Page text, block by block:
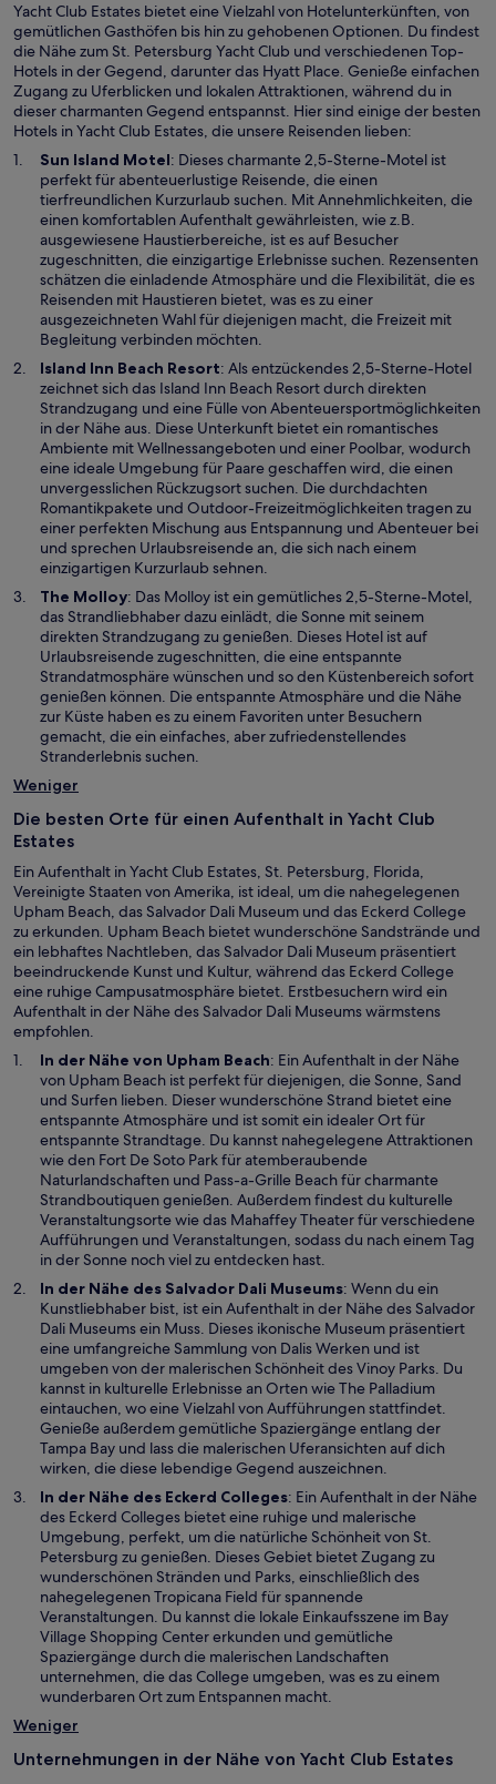
Yacht Club Estates bietet eine Vielzahl von Hotelunterkünften, von
gemütlichen Gasthöfen bis hin zu gehobenen Optionen. Du findest
die Nähe zum St. Petersburg Yacht Club und verschiedenen Top-
Hotels in der Gegend, darunter das Hyatt Place. Genieße einfachen
Zugang zu Uferblicken und lokalen Attraktionen, während du in
dieser charmanten Gegend entspannst. Hier sind einige der besten
Hotels in Yacht Club Estates, die unsere Reisenden lieben:
Sun Island MotelW
i
r
d
i
n
e
i
n
e
m
n
e
u
e
n
F
e
n
s
t
e
r
g
e
ö
f
f
n
e
t
: Dieses charmante 2,5-Sterne-Motel ist
perfekt für abenteuerlustige Reisende, die einen
tierfreundlichen Kurzurlaub suchen. Mit Annehmlichkeiten, die
einen komfortablen Aufenthalt gewährleisten, wie z.B.
ausgewiesene Haustierbereiche, ist es auf Besucher
zugeschnitten, die einzigartige Erlebnisse suchen. Rezensenten
schätzen die einladende Atmosphäre und die Flexibilität, die es
Reisenden mit Haustieren bietet, was es zu einer
ausgezeichneten Wahl für diejenigen macht, die Freizeit mit
Begleitung verbinden möchten.
Island Inn Beach ResortW
i
r
d
i
n
e
i
n
e
m
e
u
e
n
F
e
n
s
g
ö
f
f
n
e
t
: Als entzückendes 2,5-Sterne-Hotel
zeichnet sich das Island Inn Beach Resort durch direkten
Strandzugang und eine Fülle von Abenteuersportmöglichkeiten
in der Nähe aus. Diese Unterkunft bietet ein romantisches
Ambiente mit Wellnessangeboten und einer Poolbar, wodurch
eine ideale Umgebung für Paare geschaffen wird, die einen
unvergesslichen Rückzugsort suchen. Die durchdachten
Romantikpakete und Outdoor-Freizeitmöglichkeiten tragen zu
einer perfekten Mischung aus Entspannung und Abenteuer bei
und sprechen Urlaubsreisende an, die sich nach einem
einzigartigen Kurzurlaub sehnen.
The MolloyW
i
r
d
i
n
e
i
n
n
e
n
F
e
n
s
t
e
g
e
ö
f
f
n
e
t
: Das Molloy ist ein gemütliches 2,5-Sterne-Motel,
das Strandliebhaber dazu einlädt, die Sonne mit seinem
direkten Strandzugang zu genießen. Dieses Hotel ist auf
Urlaubsreisende zugeschnitten, die eine entspannte
Strandatmosphäre wünschen und so den Küstenbereich sofort
genießen können. Die entspannte Atmosphäre und die Nähe
zur Küste haben es zu einem Favoriten unter Besuchern
gemacht, die ein einfaches, aber zufriedenstellendes
Stranderlebnis suchen.
Weniger
Die besten Orte für einen Aufenthalt in Yacht Club
Estates
Ein Aufenthalt in Yacht Club Estates, St. Petersburg, Florida,
Vereinigte Staaten von Amerika, ist ideal, um die nahegelegenen
Upham Beach, das Salvador Dali Museum und das Eckerd College
zu erkunden. Upham Beach bietet wunderschöne Sandstrände und
ein lebhaftes Nachtleben, das Salvador Dali Museum präsentiert
beeindruckende Kunst und Kultur, während das Eckerd College
eine ruhige Campusatmosphäre bietet. Erstbesuchern wird ein
Aufenthalt in der Nähe des Salvador Dali Museums wärmstens
empfohlen.
In der Nähe von Upham BeachW
i
r
d
i
n
e
i
n
e
m
n
e
u
e
n
F
e
n
s
t
e
r
g
e
ö
f
f
n
e
t
: Ein Aufenthalt in der Nähe
von Upham Beach ist perfekt für diejenigen, die Sonne, Sand
und Surfen lieben. Dieser wunderschöne Strand bietet eine
entspannte Atmosphäre und ist somit ein idealer Ort für
entspannte Strandtage. Du kannst nahegelegene Attraktionen
wie den Fort De Soto Park für atemberaubende
Naturlandschaften und Pass-a-Grille Beach für charmante
Strandboutiquen genießen. Außerdem findest du kulturelle
Veranstaltungsorte wie das Mahaffey Theater für verschiedene
Aufführungen und Veranstaltungen, sodass du nach einem Tag
in der Sonne noch viel zu entdecken hast.
In der Nähe des Salvador Dali MuseumsW
r
d
i
n
e
i
n
e
m
n
e
u
e
n
F
e
n
s
t
e
: Wenn du ein
Kunstliebhaber bist, ist ein Aufenthalt in der Nähe des Salvador
Dali Museums ein Muss. Dieses ikonische Museum präsentiert
eine umfangreiche Sammlung von Dalis Werken und ist
umgeben von der malerischen Schönheit des Vinoy Parks. Du
kannst in kulturelle Erlebnisse an Orten wie The Palladium
eintauchen, wo eine Vielzahl von Aufführungen stattfindet.
Genieße außerdem gemütliche Spaziergänge entlang der
Tampa Bay und lass die malerischen Uferansichten auf dich
wirken, die diese lebendige Gegend auszeichnen.
In der Nähe des Eckerd CollegesW
i
r
d
i
n
e
i
n
e
m
u
: Ein Aufenthalt in der Nähe
des Eckerd Colleges bietet eine ruhige und malerische
Umgebung, perfekt, um die natürliche Schönheit von St.
Petersburg zu genießen. Dieses Gebiet bietet Zugang zu
wunderschönen Stränden und Parks, einschließlich des
nahegelegenen Tropicana Field für spannende
Veranstaltungen. Du kannst die lokale Einkaufsszene im Bay
Village Shopping Center erkunden und gemütliche
Spaziergänge durch die malerischen Landschaften
unternehmen, die das College umgeben, was es zu einem
wunderbaren Ort zum Entspannen macht.
Weniger
Unternehmungen in der Nähe von Yacht Club Estates